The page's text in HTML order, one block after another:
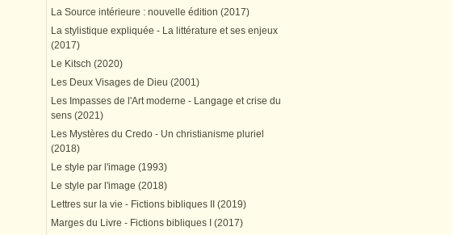
La Source intérieure : nouvelle édition (2017)
La stylistique expliquée - La littérature et ses enjeux
(2017)
Le Kitsch (2020)
Les Deux Visages de Dieu (2001)
Les Impasses de l'Art moderne - Langage et crise du
sens (2021)
Les Mystères du Credo - Un christianisme pluriel
(2018)
Le style par l'image (1993)
Le style par l'image (2018)
Lettres sur la vie - Fictions bibliques II (2019)
Marges du Livre - Fictions bibliques I (2017)